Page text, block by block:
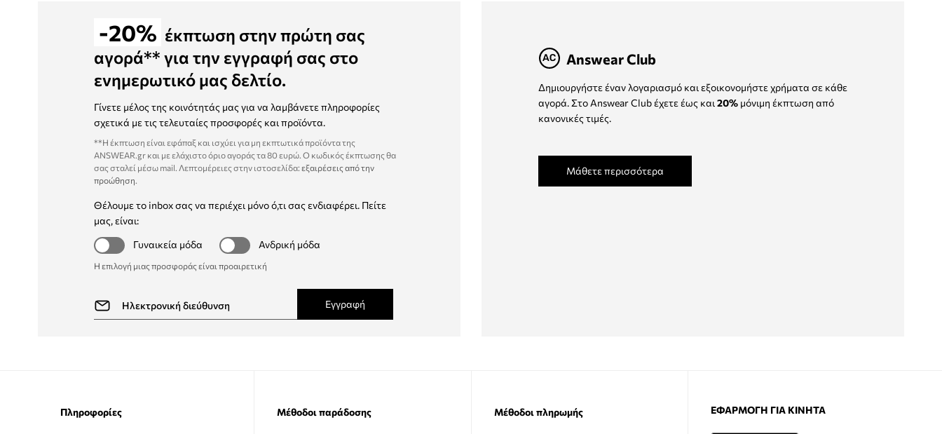
-20% έκπτωση στην πρώτη σας
αγορά** για την εγγραφή σας στο
ενημερωτικό μας δελτίο.
Γίνετε μέλος της κοινότητάς μας για να λαμβάνετε πληροφορίες
σχετικά με τις τελευταίες προσφορές και προϊόντα.
**Η έκπτωση είναι εφάπαξ και ισχύει για μη εκπτωτικά προϊόντα της
ANSWEAR.gr και με ελάχιστο όριο αγοράς τα 80 ευρώ. Ο κωδικός έκπτωσης θα
σας σταλεί μέσω mail. Λεπτομέρειες στην ιστοσελίδα:εξαιρέσεις από την
προώθηση.
Θέλουμε το inbox σας να περιέχει μόνο ό,τι σας ενδιαφέρει. Πείτε
μας, είναι:
Γυναικεία μόδα
Ανδρική μόδα
Η επιλογή μιας προσφοράς είναι προαιρετική
Εγγραφή
Answear Club
Δημιουργήστε έναν λογαριασμό και εξοικονομήστε χρήματα σε κάθε
αγορά. Στο Answear Club έχετε έως και 20%μόνιμη έκπτωση από
κανονικές τιμές.
Μάθετε περισσότερα
Πληροφορίες Μέθοδοι παράδοσης Μέθοδοι πληρωμής ΕΦΑΡΜΟΓΉ ΓΙΑ ΚΙΝΗΤΆ